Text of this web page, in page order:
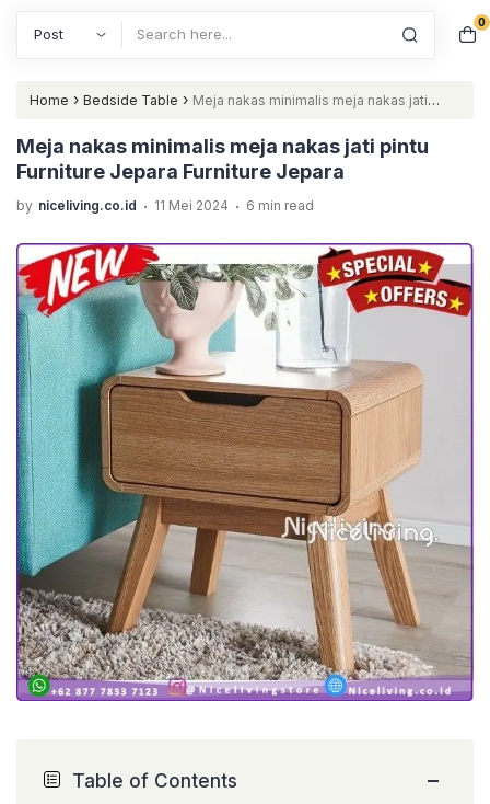
0
Home › Bedside Table › Meja nakas minimalis meja nakas jati
pintu Furniture Jepara Furniture Jepara
Meja nakas minimalis meja nakas jati pintu
Furniture Jepara Furniture Jepara
by niceliving.co.id . 11 Mei 2024 . 6 min read
Table of Contents −